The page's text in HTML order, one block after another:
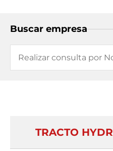
Buscar empresa
TRACTO